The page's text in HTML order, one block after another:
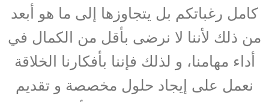
كامل رغباتكم بل يتجاوزها إلى ما هو أبعد
من ذلك لأننا لا نرضى بأقل من الكمال في
أداء مهامنا، و لذلك فإننا بأفكارنا الخلاقة
نعمل على إيجاد حلول مخصصة و تقديم